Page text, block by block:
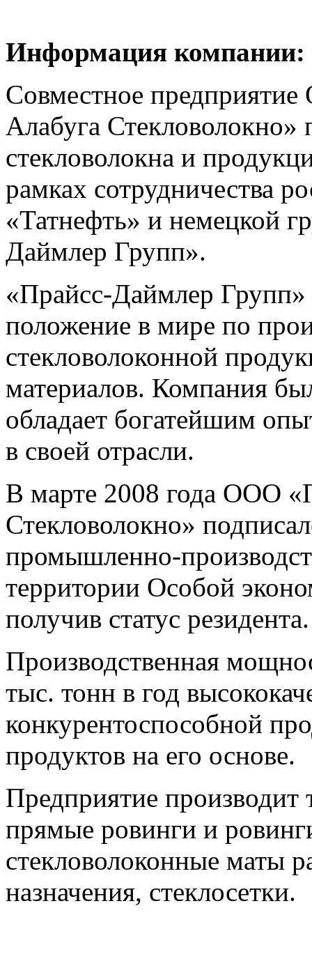
Информация компании:
Совместное
Алабуга Стекловолокно»
стекловолокна и
рамках сотрудничества
«Татнефть» и немецкой
Даймлер Групп».
«Прайсс-Даймлер
положение в мире по
стекловолоконной
материалов. Компания
обладает богатейшим
в своей отрасли.
В марте 2008 года ООО
Стекловолокно»
промышленно-
территории Особой
получив статус резидента.
Производственная
тыс. тонн в год
конкурентоспособной
продуктов на его основе.
Предприятие производит
прямые ровинги и
стекловолоконные маты
назначения, стеклосетки.